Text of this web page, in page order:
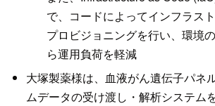
で、コードによってインフラス
プロビジョニングを行い、環境
ら運用負荷を軽減
大塚製薬様は、血液がん遺伝子パネ
ムデータの受け渡し・解析システム